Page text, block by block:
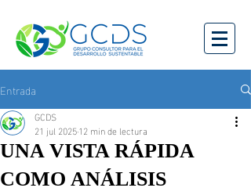
Entrada
UNA VISTA RÁPIDA
COMO ANÁLISIS
GCDS
21 jul 202512 min de lectura